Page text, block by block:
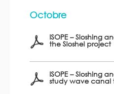
Octobre
ISOPE – Sloshing
the Sloshel project
ISOPE – Sloshing
study wave canal